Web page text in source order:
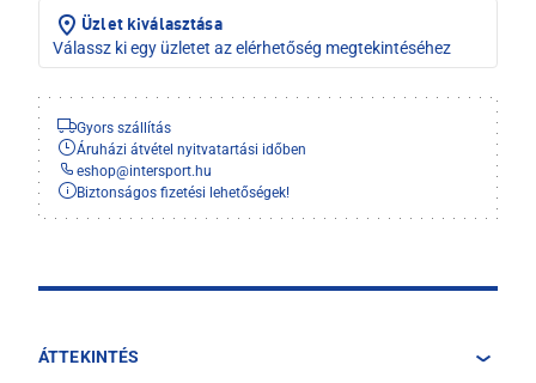
Üzlet kiválasztása
Válassz ki egy üzletet az elérhetőség megtekintéséhez
Gyors szállítás
Áruházi átvétel nyitvatartási időben
eshop@intersport.hu
Biztonságos fizetési lehetőségek!
ÁTTEKINTÉS